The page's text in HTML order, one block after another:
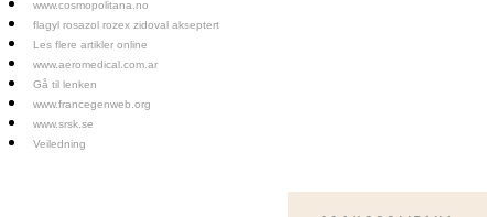
www.cosmopolitana.no
flagyl rosazol rozex zidoval akseptert
Les flere artikler online
www.aeromedical.com.ar
Gå til lenken
www.francegenweb.org
www.srsk.se
Veiledning